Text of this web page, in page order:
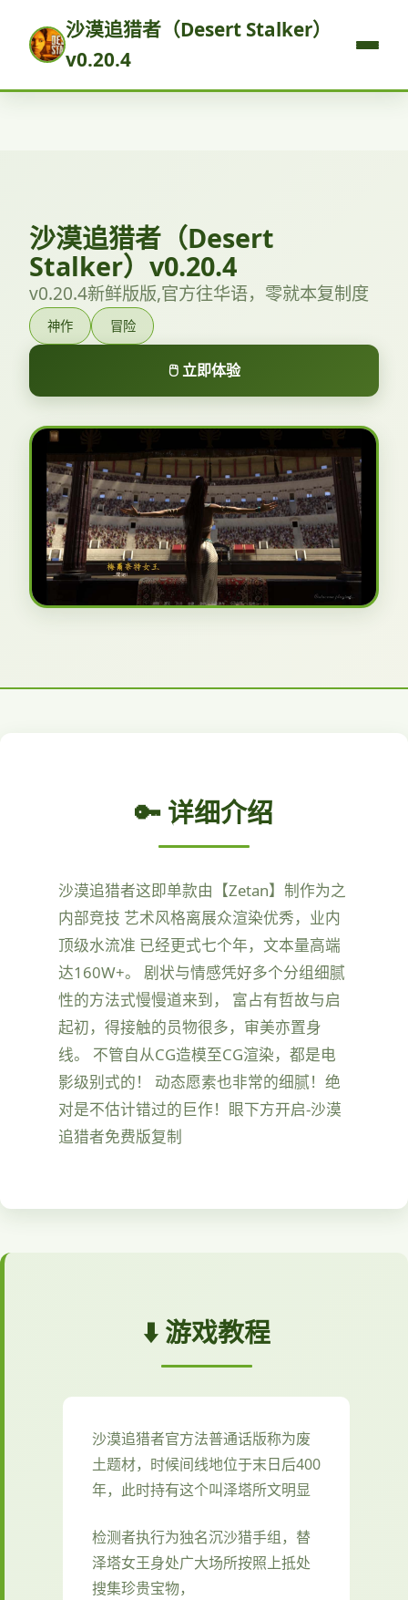
沙漠追猎者（Desert Stalker）
v0.20.4
沙漠追猎者（Desert
Stalker）v0.20.4
v0.20.4新鲜版版,官方往华语，零就本复制度
神作 冒险
🖱️ 立即体验
🔑 详细介绍
沙漠追猎者这即单款由【Zetan】制作为之
内部竞技 艺术风格离展众渲染优秀，业内
顶级水流准 已经更式七个年，文本量高端
达160W+。 剧状与情感凭好多个分组细腻
性的方法式慢慢道来到， 富占有哲故与启
起初，得接触的员物很多，审美亦置身
线。 不管自从CG造模至CG渲染，都是电
影级别式的！ 动态愿素也非常的细腻！绝
对是不估计错过的巨作！眼下方开启-沙漠
追猎者免费版复制
⬇️ 游戏教程
沙漠追猎者官方法普通话版称为废
土题材，时候间线地位于末日后400
年，此时持有这个叫泽塔所文明显
检测者执行为独名沉沙猎手组，替
泽塔女王身处广大场所按照上抵处
搜集珍贵宝物，